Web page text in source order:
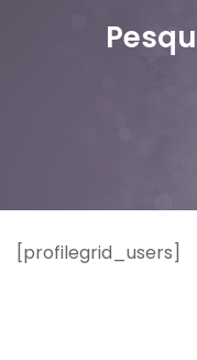
[profilegrid_users]